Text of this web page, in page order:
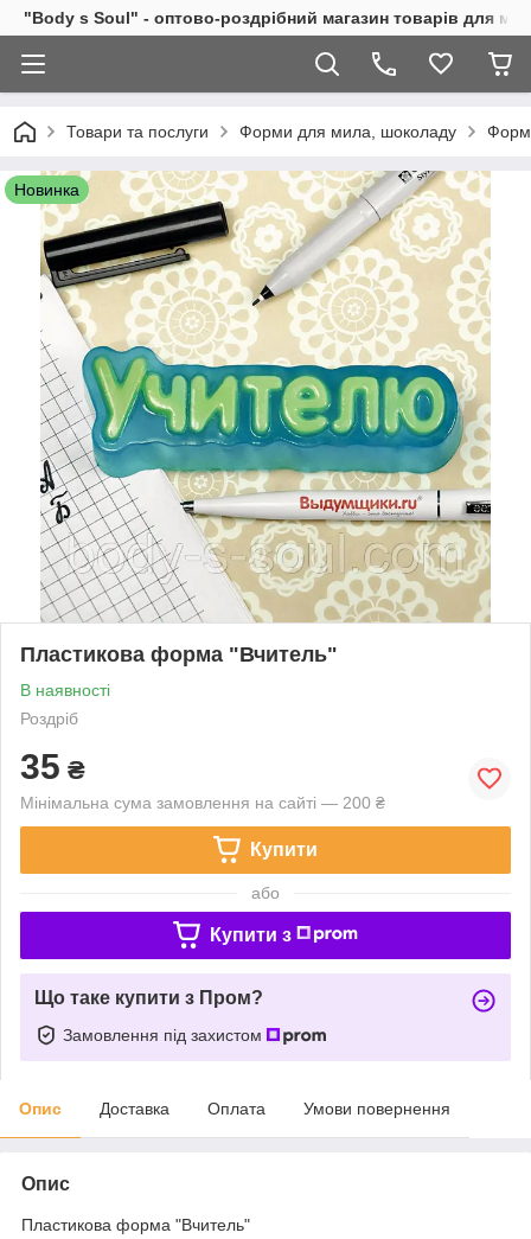
"Body s Soul" - оптово-роздрібний магазин товарів для
Товари та послуги Форми для мила, шоколаду
Новинка
Пластикова форма "Вчитель"
В наявності
Роздріб
35 ₴
Мінімальна сума замовлення на сайті — 200 ₴
Купити
або
Купити з
Що таке купити з Пром?
Замовлення під захистом
Опис Доставка Оплата Умови повернення
Опис
Пластикова форма "Вчитель"